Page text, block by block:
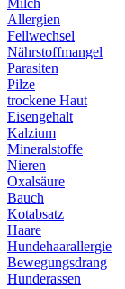
Milch
Allergien
Fellwechsel
Nährstoffmangel
Parasiten
Pilze
trockene Haut
Eisengehalt
Kalzium
Mineralstoffe
Nieren
Oxalsäure
Bauch
Kotabsatz
Haare
Hundehaarallergie
Bewegungsdrang
Hunderassen